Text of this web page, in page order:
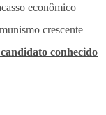
econômico
crescente
conhecido